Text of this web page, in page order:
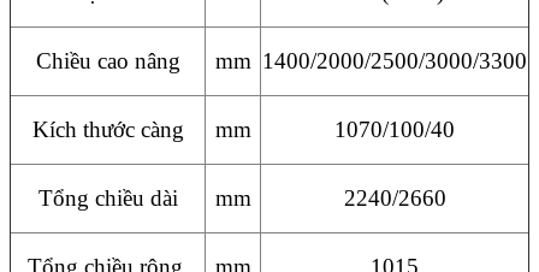
Chiều cao nâng mm 1400/2000/2500/3000/3300
Kích thước càng mm 1070/100/40
Tổng chiều dài mm 2240/2660